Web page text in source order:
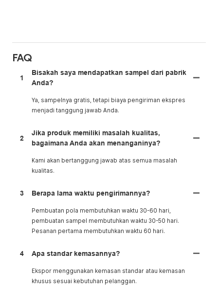
FAQ
1
Bisakah saya mendapatkan sampel dari pabrik
Anda?
Ya, sampelnya gratis, tetapi biaya pengiriman ekspres
menjadi tanggung jawab Anda.
2
Jika produk memiliki masalah kualitas,
bagaimana Anda akan menanganinya?
Kami akan bertanggung jawab atas semua masalah
kualitas.
3 Berapa lama waktu pengirimannya?
Pembuatan pola membutuhkan waktu 30-60 hari,
pembuatan sampel membutuhkan waktu 30-50 hari.
Pesanan pertama membutuhkan waktu 60 hari.
4 Apa standar kemasannya?
Ekspor menggunakan kemasan standar atau kemasan
khusus sesuai kebutuhan pelanggan.